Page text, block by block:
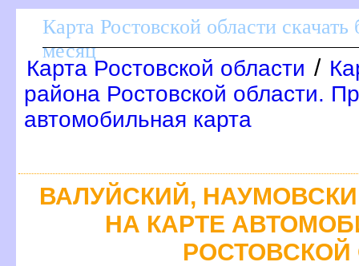
Карта Ростовской области
месяц
Карта Ростовской области /
района Ростовской области.
автомобильная карта
АЛУЙСКИЙ,
НА КАРТЕ
РОСТОВСКОЙ